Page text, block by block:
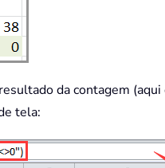
da contagem
tela: